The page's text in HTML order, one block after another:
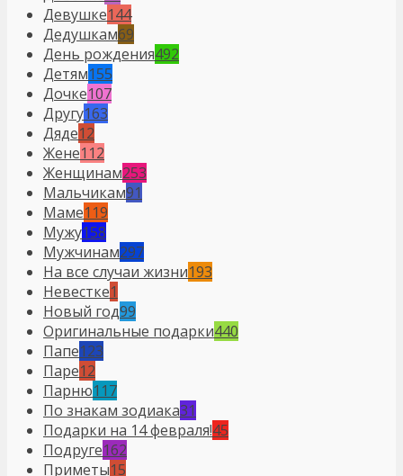
Девушке144
Дедушкам69
День рождения492
Детям155
Дочке107
Другу163
Дяде12
Жене112
Женщинам253
Мальчикам91
Маме119
Мужу158
Мужчинам297
На все случаи жизни193
Невестке1
Новый год99
Оригинальные подарки440
Папе123
Паре12
Парню117
По знакам зодиака31
Подарки на 14 февраля!45
Подруге162
Приметы15